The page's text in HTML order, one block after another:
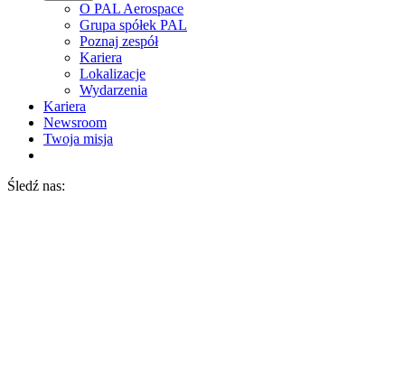
O PAL Aerospace
Grupa spółek PAL
Poznaj zespół
Kariera
Lokalizacje
Wydarzenia
Kariera
Newsroom
Twoja misja
Śledź nas: